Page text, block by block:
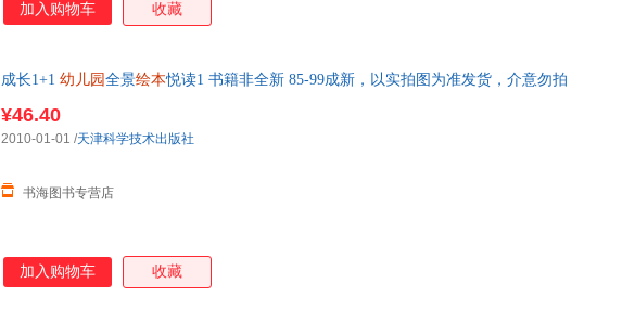
加入购物车 收藏
成长1+1 幼儿园 全景绘本悦读1 书籍非全新 85-99成新，以实拍图为准发货，介意勿拍
¥46.40
书海图书专营店
2010-01-01 /天津科学技术出版社
加入购物车 收藏